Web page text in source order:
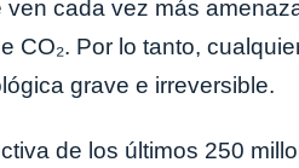
cada vez más
CO₂. Por lo tanto,
grave e irreversible.
de los últimos 250